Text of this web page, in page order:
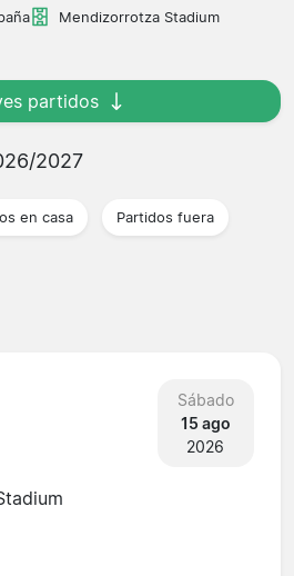
Mendizorrotza Stadium
partidos
2027
en casa Partidos fuera
Sábado
15 ago
2026